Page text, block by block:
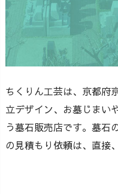
ちくりん工芸は、京都府
立デザイン、お墓じまい
う墓石販売店です。墓石
の見積もり依頼は、直接